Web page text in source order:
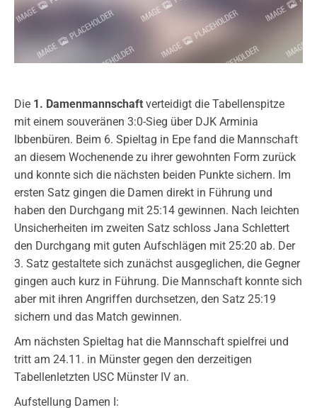
Die 1. Damenmannschaft verteidigt die Tabellenspitze
mit einem souveränen 3:0-Sieg über DJK Arminia
Ibbenbüren. Beim 6. Spieltag in Epe fand die Mannschaft
an diesem Wochenende zu ihrer gewohnten Form zurück
und konnte sich die nächsten beiden Punkte sichern. Im
ersten Satz gingen die Damen direkt in Führung und
haben den Durchgang mit 25:14 gewinnen. Nach leichten
Unsicherheiten im zweiten Satz schloss Jana Schlettert
den Durchgang mit guten Aufschlägen mit 25:20 ab. Der
3. Satz gestaltete sich zunächst ausgeglichen, die Gegner
gingen auch kurz in Führung. Die Mannschaft konnte sich
aber mit ihren Angriffen durchsetzen, den Satz 25:19
sichern und das Match gewinnen.
Am nächsten Spieltag hat die Mannschaft spielfrei und
tritt am 24.11. in Münster gegen den derzeitigen
Tabellenletzten USC Münster IV an.
Aufstellung Damen I: